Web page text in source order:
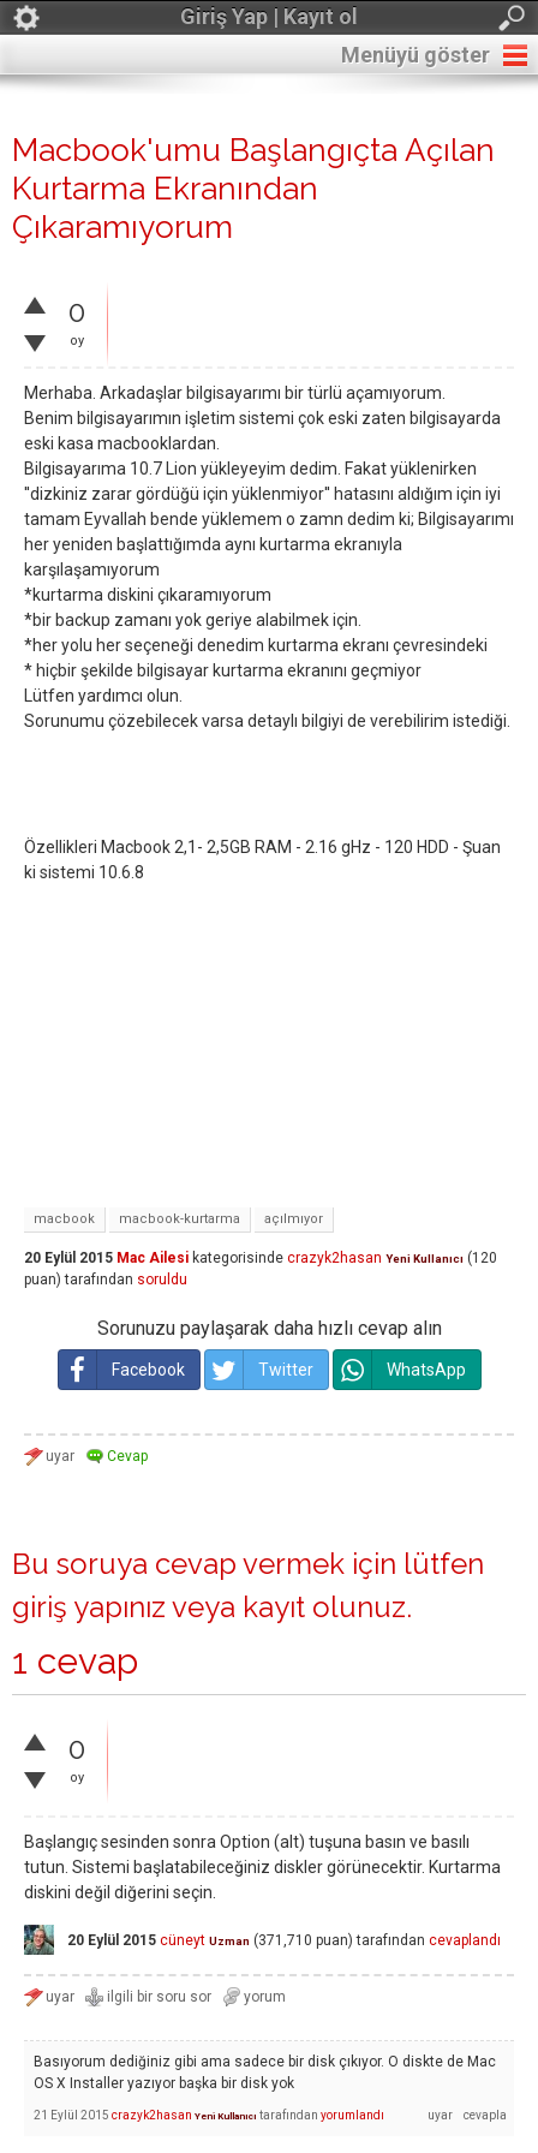
Giriş Yap | Kayıt ol
Menüyü göster
Macbook'umu Başlangıçta Açılan
Kurtarma Ekranından
Çıkaramıyorum
0
oy
Merhaba. Arkadaşlar bilgisayarımı bir türlü açamıyorum.
Benim bilgisayarımın işletim sistemi çok eski zaten bilgisayarda
eski kasa macbooklardan.
Bilgisayarıma 10.7 Lion yükleyeyim dedim. Fakat yüklenirken
''dizkiniz zarar gördüğü için yüklenmiyor'' hatasını aldığım için iyi
tamam Eyvallah bende yüklemem o zamn dedim ki; Bilgisayarımı
her yeniden başlattığımda aynı kurtarma ekranıyla
karşılaşamıyorum
*kurtarma diskini çıkaramıyorum
*bir backup zamanı yok geriye alabilmek için.
*her yolu her seçeneği denedim kurtarma ekranı çevresindeki
* hiçbir şekilde bilgisayar kurtarma ekranını geçmiyor
Lütfen yardımcı olun.
Sorunumu çözebilecek varsa detaylı bilgiyi de verebilirim istediği.
Özellikleri Macbook 2,1- 2,5GB RAM - 2.16 gHz - 120 HDD - Şuan
ki sistemi 10.6.8
macbook macbook-kurtarma açılmıyor
20 Eylül 2015 Mac Ailesi kategorisinde crazyk2hasan Yeni Kullanıcı (120
puan) tarafından soruldu
Sorunuzu paylaşarak daha hızlı cevap alın
Facebook Twitter WhatsApp
Bu soruya cevap vermek için lütfen
giriş yapınız veya kayıt olunuz.
1 cevap
0
oy
Başlangıç sesinden sonra Option (alt) tuşuna basın ve basılı
tutun. Sistemi başlatabileceğiniz diskler görünecektir. Kurtarma
diskini değil diğerini seçin.
20 Eylül 2015 cüneyt Uzman (371,710 puan) tarafından cevaplandı
Basıyorum dediğiniz gibi ama sadece bir disk çıkıyor. O diskte de Mac
OS X Installer yazıyor başka bir disk yok
21 Eylül 2015 crazyk2hasan Yeni Kullanıcı tarafından yorumlandı